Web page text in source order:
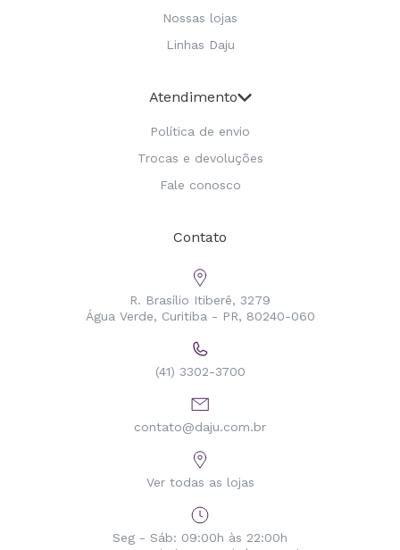
Nossas lojas
Linhas Daju
Atendimento
Política de envio
Trocas e devoluções
Fale conosco
Contato
R. Brasílio Itiberê, 3279
Água Verde, Curitiba - PR, 80240-060
(41) 3302-3700
contato@daju.com.br
Ver todas as lojas
Seg - Sáb: 09:00h às 22:00h